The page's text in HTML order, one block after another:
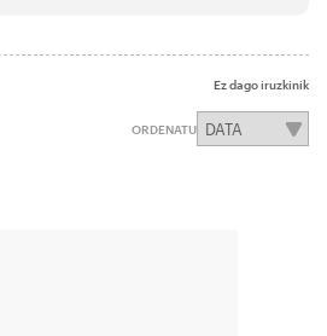
Ez dago iruzkinik
ORDENATU